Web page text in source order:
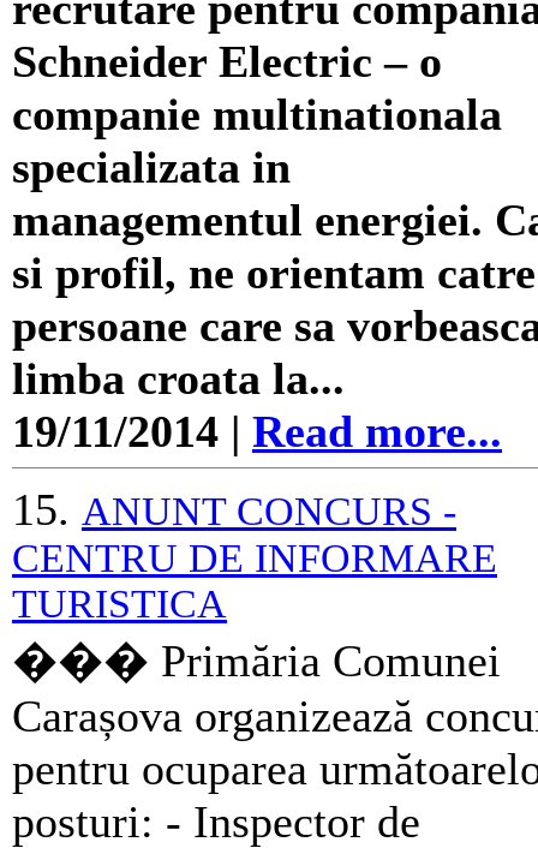
Schneider Electric – o
companie multinationala
specializata in
managementul energiei.
si profil, ne orientam catre
persoane care sa
limba croata la...
19/11/2014 | Read more...
15. ANUNT CONCURS -
CENTRU DE INFORMARE
TURISTICA
��� Primăria Comunei
Carașova organizează
pentru ocuparea
posturi: - Inspector de